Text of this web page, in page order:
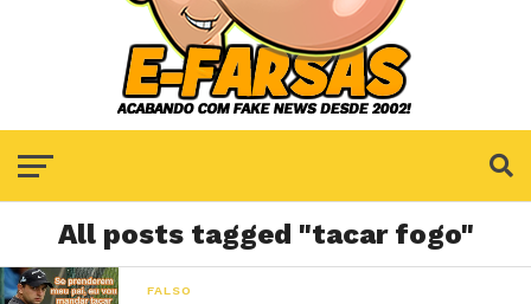
All posts tagged "tacar fogo"
FALSO